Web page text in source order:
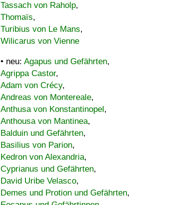
Tassach von Raholp,
Thomaïs,
Turibius von Le Mans,
Wilicarus von Vienne
• neu: Agapus und Gefährten,
Agrippa Castor,
Adam von Crécy,
Andreas von Montereale,
Anthusa von Konstantinopel,
Anthousa von Mantinea,
Balduin und Gefährten,
Basilius von Parion,
Kedron von Alexandria,
Cyprianus und Gefährten,
David Uribe Velasco,
Demes und Protion und Gefährten,